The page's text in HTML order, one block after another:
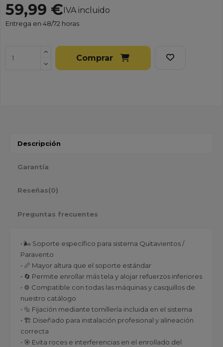
59,99 €IVA incluido
Entrega en 48/72 horas
Comprar
Descripción
Garantía
Reseñas(0)
Preguntas frecuentes
• 🌬️ Soporte específico para sistema Quitavientos /
Paravento
• 📏 Mayor altura que el soporte estándar
• 🔄 Permite enrollar más tela y alojar refuerzos inferiores
• ⚙️ Compatible con todas las máquinas y casquillos de
nuestro catálogo
• 🔩 Fijación mediante tornillería incluida en el sistema
• 🏗️ Diseñado para instalación profesional y alineación
correcta
• 🎯 Evita roces e interferencias en el enrollado del